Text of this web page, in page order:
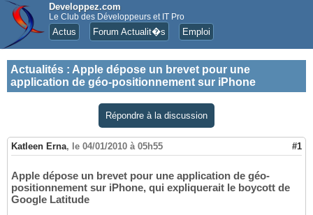
Developpez.com
Le Club des Développeurs et IT Pro
Actus Forum Actualit�s Emploi
Actualités : Apple dépose un brevet pour une
application de géo-positionnement sur iPhone
Répondre à la discussion
Katleen Erna, le 04/01/2010 à 05h55 #1
Apple dépose un brevet pour une application de géo-
positionnement sur iPhone, qui expliquerait le boycott de
Google Latitude